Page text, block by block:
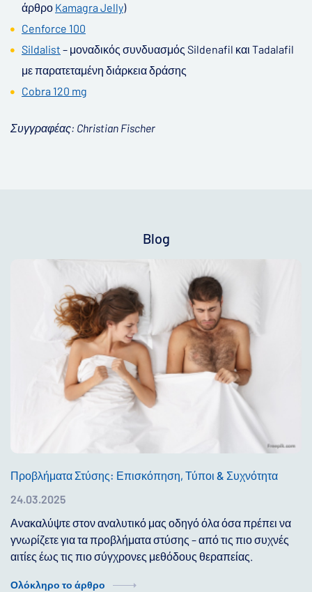
άρθρο Kamagra Jelly)
Cenforce 100
Sildalist – μοναδικός συνδυασμός Sildenafil και Tadalafil
με παρατεταμένη διάρκεια δράσης
Cobra 120 mg
Συγγραφέας: Christian Fischer
Blog
Προβλήματα Στύσης: Επισκόπηση, Τύποι & Συχνότητα
24.03.2025
Ανακαλύψτε στον αναλυτικό μας οδηγό όλα όσα πρέπει να
γνωρίζετε για τα προβλήματα στύσης – από τις πιο συχνές
αιτίες έως τις πιο σύγχρονες μεθόδους θεραπείας.
Ολόκληρο το άρθρο